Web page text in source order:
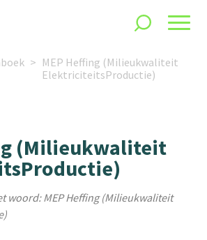
MEP Heffing (Milieukwaliteit
ElektriciteitsProductie)
(Milieukwaliteit
woord: MEP Heffing (Milieukwaliteit